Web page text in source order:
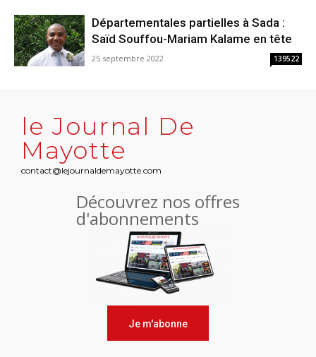
Départementales partielles à Sada :
Saïd Souffou-Mariam Kalame en tête
25 septembre 2022 139522
le Journal De
Mayotte
contact@lejournaldemayotte.com
Découvrez nos offres
d'abonnements
Je m'abonne